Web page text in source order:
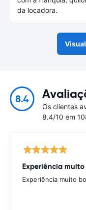
da locadora.
8.4
Os clientes
8.4/10 em
Experiência
Experiência muito